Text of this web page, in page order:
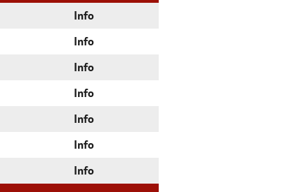
Info
Info
Info
Info
Info
Info
Info